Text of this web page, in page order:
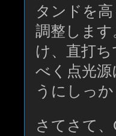
タンドを
調整しま
け、直打
べく点光
うにしっ
さてさて